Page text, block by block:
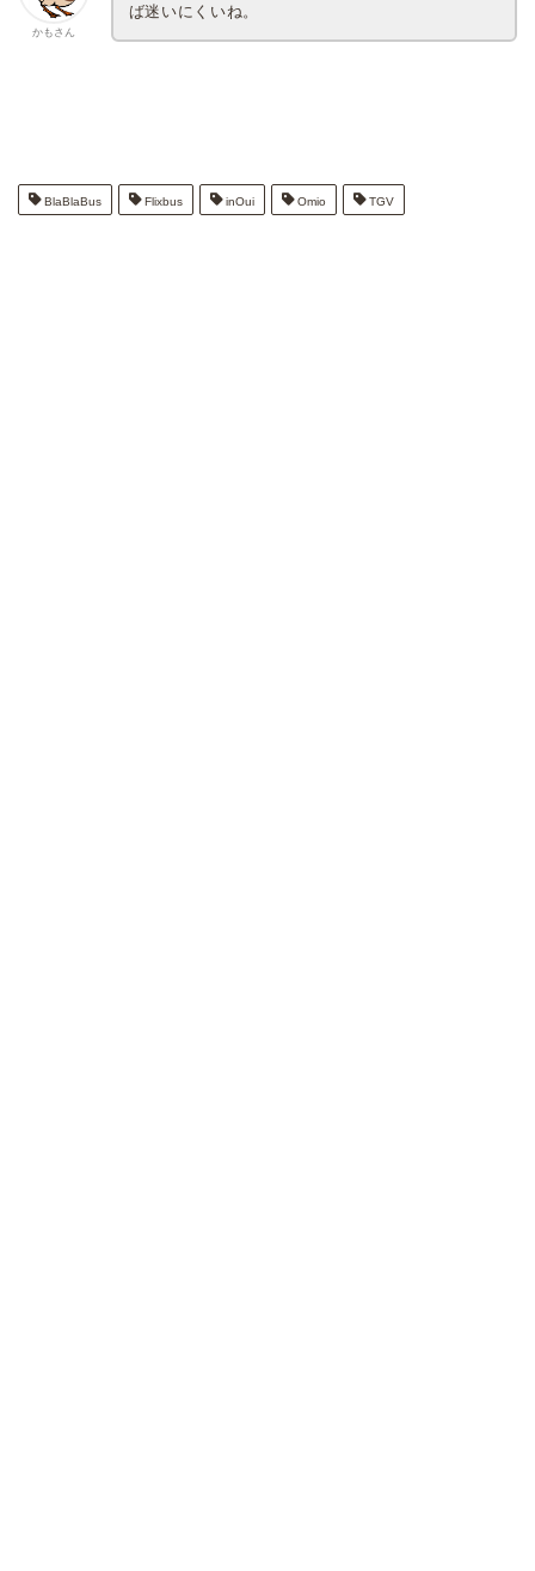
かもさん
ば迷いにくいね。
BlaBlaBus Flixbus inOui Omio TGV